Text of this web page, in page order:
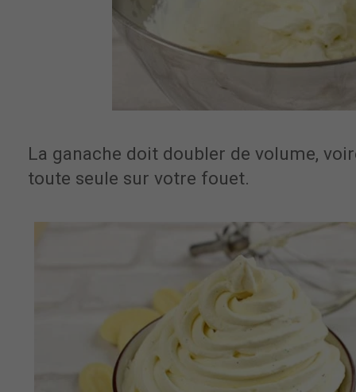
La ganache doit doubler de volume,
toute seule sur votre fouet.